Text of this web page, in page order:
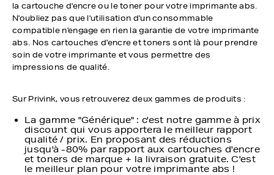
la cartouche d'encre ou le toner pour votre imprimante abs.
N'oubliez pas que l'utilisation d'un consommable
compatible n'engage en rien la garantie de votre imprimante
abs. Nos cartouches d'encre et toners sont là pour prendre
soin de votre imprimante et vous permettre des
impressions de qualité.
Sur Privink, vous retrouverez deux gammes de produits :
La gamme "Générique" : c'est notre gamme à prix
discount qui vous apportera le meilleur rapport
qualité / prix. En proposant des réductions
jusqu'à -80% par rapport aux cartouches d'encre
et toners de marque + la livraison gratuite. C'est
le meilleur plan pour votre imprimante abs !